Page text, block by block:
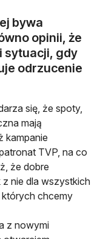
bywa
opinii, że
sytuacji, gdy
odrzucenie
się, że spoty,
mają
kampanie
TVP, na co
że dobre
nie dla wszystkich
chcemy
z nowymi